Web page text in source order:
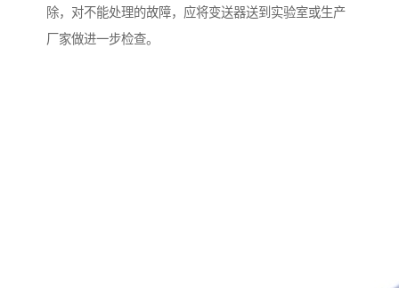
除，对不能处理的故障，应将变送器送到实验室或生产
厂家做进一步检查。